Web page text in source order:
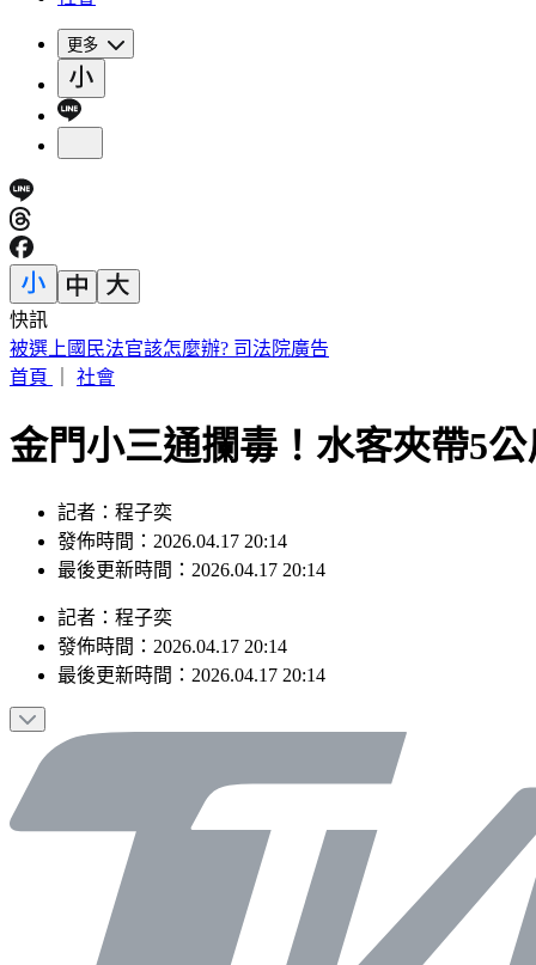
更多
快訊
陳佩琪曝柯文哲生日心聲 監控腳環換手環沒不同：羞辱性更
首頁
社會
金門小三通攔毒！水客夾帶5
記者：程子奕
發佈時間：2026.04.17 20:14
最後更新時間：2026.04.17 20:14
記者 ： 程子奕
發佈時間： 2026.04.17 20:14
最後更新時間： 2026.04.17 20:14